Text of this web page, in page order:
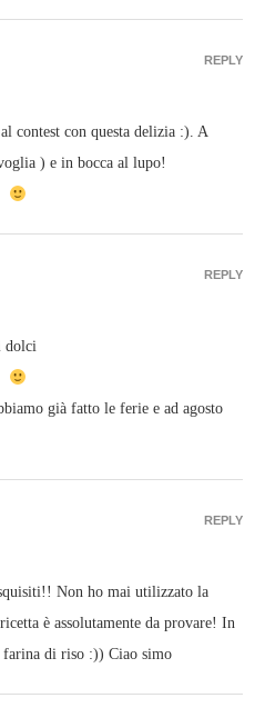
contest con questa delizia :). A
) e in bocca al lupo!
REPLY
dolci
già fatto le ferie e ad agosto
REPLY
Non ho mai utilizzato la
è assolutamente da provare! In
farina di riso :)) Ciao simo
REPLY